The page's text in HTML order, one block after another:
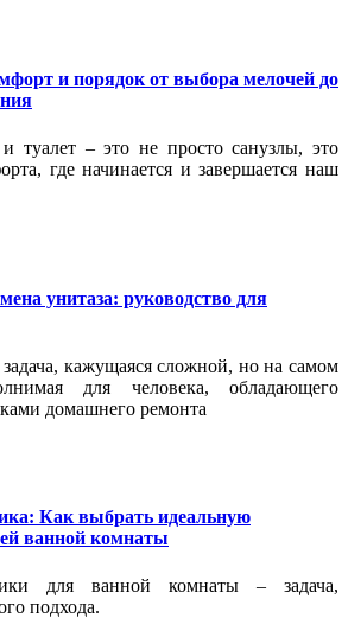
и порядок от выбора мелочей до
туалет – это не просто санузлы, это
где начинается и завершается наш
унитаза: руководство для
кажущаяся сложной, но на самом
для человека, обладающего
домашнего ремонта
Как выбрать идеальную
ванной комнаты
для ванной комнаты – задача,
подхода.